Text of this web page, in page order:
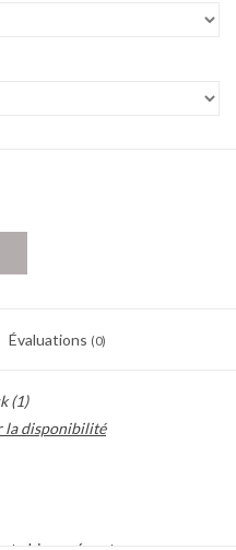
Évaluations (0)
(1)
la disponibilité